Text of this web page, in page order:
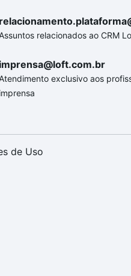
relacionados ao CRM
imprensa@loft.com.br
exclusivo aos
imprensa
de Uso